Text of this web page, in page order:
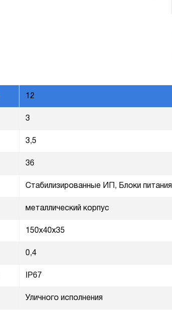
12
3
3,5
36
Стабилизированные ИП, Блоки
металлический корпус
150x40x35
0,4
IP67
Уличного исполнения